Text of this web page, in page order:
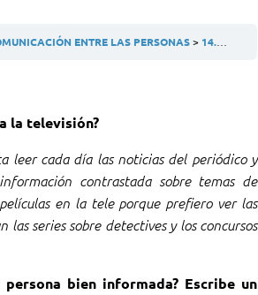
ENTRE LAS PERSONAS 14.4 PRÁCTICAS DE COMUNICACIÓN
la televisión?
leer cada día las noticias del periódico y
contrastada sobre temas de
en la tele porque prefiero ver las
series sobre detectives y los concursos
persona bien informada? Escribe un